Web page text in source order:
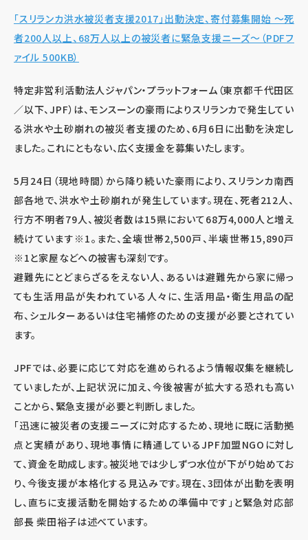
「スリランカ洪水被災者支援2017」出動決定、寄付募集開始 ～死
者200人以上、68万人以上の被災者に緊急支援ニーズ～（PDFフ
ァイル 500KB）
特定非営利活動法人ジャパン・プラットフォーム（東京都千代田区
／以下、JPF）は、モンスーンの豪雨によりスリランカで発生してい
る洪水や土砂崩れの被災者支援のため、6月6日に出動を決定し
ました。これにともない、広く支援金を募集いたします。
5月24日（現地時間）から降り続いた豪雨により、スリランカ南西
部各地で、洪水や土砂崩れが発生しています。現在、死者212人、
行方不明者79人、被災者数は15県において68万4,000人と増え
続けています※1。また、全壊世帯2,500戸、半壊世帯15,890戸
※1と家屋などへの被害も深刻です。
避難先にとどまらざるをえない人、あるいは避難先から家に帰っ
ても生活用品が失われている人々に、生活用品・衛生用品の配
布、シェルターあるいは住宅補修のための支援が必要とされてい
ます。
JPFでは、必要に応じて対応を進められるよう情報収集を継続し
ていましたが、上記状況に加え、今後被害が拡大する恐れも高い
ことから、緊急支援が必要と判断しました。
「迅速に被災者の支援ニーズに対応するため、現地に既に活動拠
点と実績があり、現地事情に精通しているJPF加盟NGOに対し
て、資金を助成します。被災地では少しずつ水位が下がり始めてお
り、今後支援が本格化する見込みです。現在、3団体が出動を表明
し、直ちに支援活動を開始するための準備中です」と緊急対応部
部長 柴田裕子は述べています。